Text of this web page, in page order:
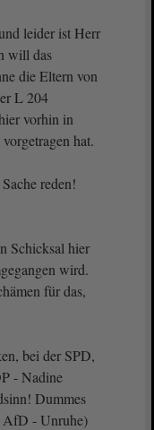
leider ist Herr
will das
die Eltern von
L 204
vorhin in
hat.
reden!
Schicksal hier
wird.
für das,
bei der SPD,
- Nadine
Dummes
AfD - Unruhe)